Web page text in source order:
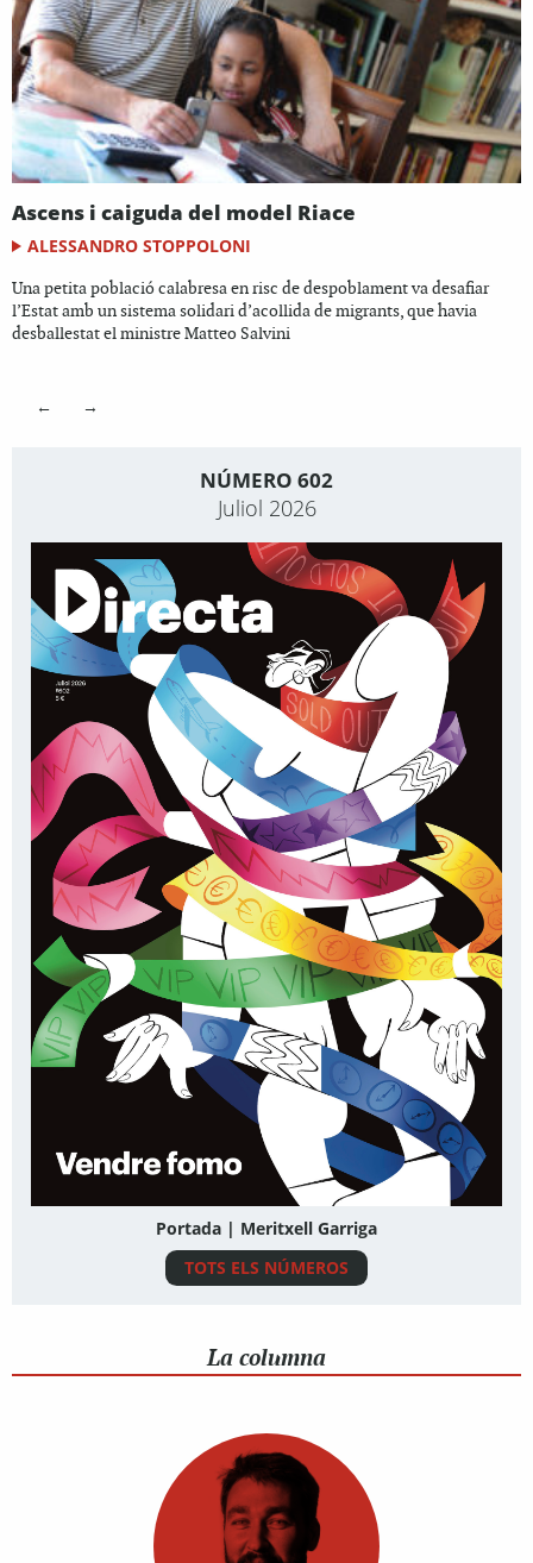
Ascens i caiguda del model Riace
ALESSANDRO STOPPOLONI
Una petita població calabresa en risc de despoblament va desafiar
l’Estat amb un sistema solidari d’acollida de migrants, que havia
desballestat el ministre Matteo Salvini
← →
NÚMERO 602
Juliol 2026
Portada | Meritxell Garriga
TOTS ELS NÚMEROS
La columna